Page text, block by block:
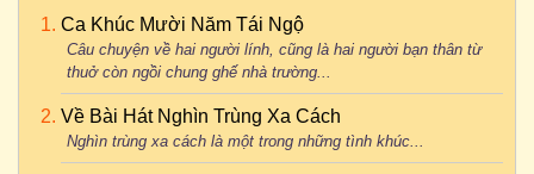
Ca Khúc Mười Năm Tái Ngộ
Câu chuyện về hai người lính, cũng là hai người bạn thân từ
thuở còn ngồi chung ghế nhà trường...
Về Bài Hát Nghìn Trùng Xa Cách
Nghìn trùng xa cách là một trong những tình khúc...